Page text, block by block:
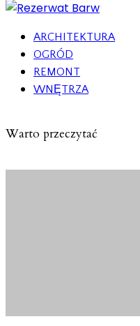
ARCHITEKTURA
OGRÓD
REMONT
WNĘTRZA
Warto przeczytać